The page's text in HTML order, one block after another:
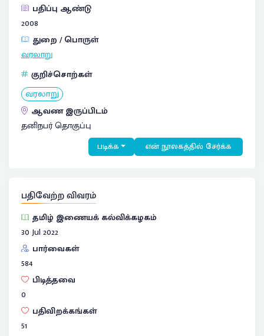
பதிப்பு ஆண்டு
2008
துறை / பொருள்
வரலாறு
குறிச்சொற்கள்
வரலாறு
ஆவண இருப்பிடம்
தனிநபர் தொகுப்பு
படிக்க என் நூலகத்தில் சேர்க்க
பதிவேற்ற விவரம்
தமிழ் இணையக் கல்விக்கழகம்
30 Jul 2022
பார்வைகள்
584
பிடித்தவை
0
பதிவிறக்கங்கள்
51